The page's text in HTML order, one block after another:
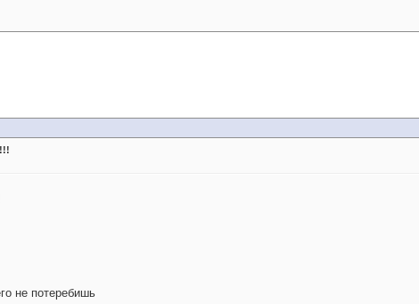
не потеребишь